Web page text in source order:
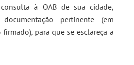
à OAB de sua cidade,
pertinente (em
para que se esclareça a